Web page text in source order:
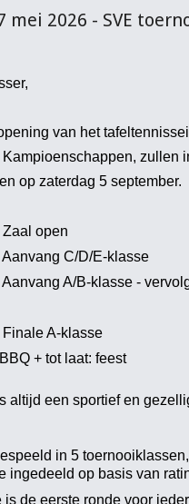
mei 2026 - SVE
van het
zullen
op zaterdag 5 september.
open
Aanvang C/D/E-klasse
Aanvang A/B-klasse -
Finale A-klasse
+ tot laat: feest
altijd een sportief en
in 5
ingedeeld op basis van
is de eerste ronde voor